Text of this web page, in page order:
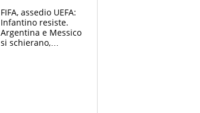
FIFA, assedio UEFA:
Infantino resiste.
Argentina e Messico
si schierano,